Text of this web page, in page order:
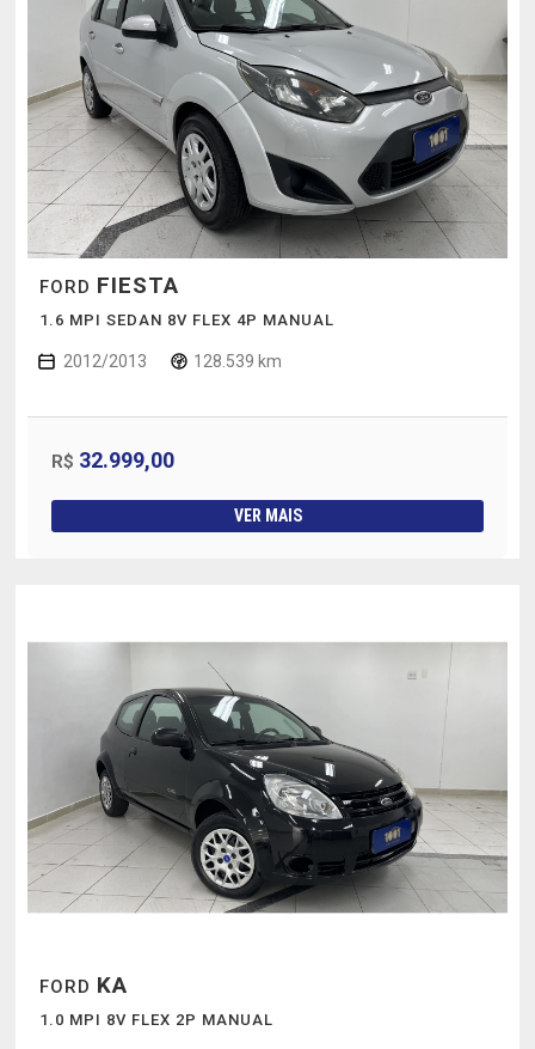
FORD FIESTA
1.6 MPI SEDAN 8V FLEX 4P MANUAL
2012/2013 128.539 km
R$ 32.999,00
VER MAIS
FORD KA
1.0 MPI 8V FLEX 2P MANUAL